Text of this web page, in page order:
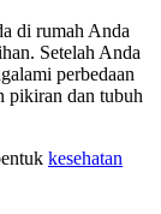
di rumah Anda
Setelah Anda
perbedaan
pikiran dan tubuh
kesehatan